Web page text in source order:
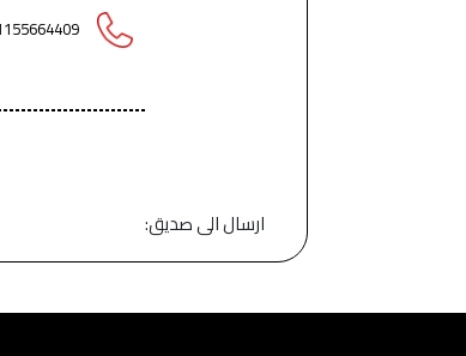
ارسال الى صديق: